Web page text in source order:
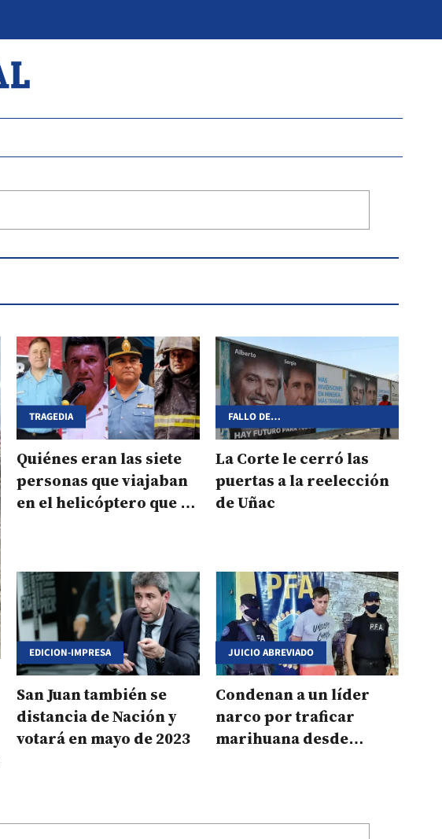
TRAGEDIA
Quiénes eran las siete
personas que viajaban
en el helicóptero que se
FALLO DE
INCONSTITUCIONALIDAD EN LOS
COMICIOS DE SAN JUAN
La Corte le cerró las
puertas a la reelección
de Uñac
EDICION-IMPRESA
San Juan también se
distancia de Nación y
votará en mayo de 2023
JUICIO ABREVIADO
Condenan a un líder
narco por traficar
marihuana desde